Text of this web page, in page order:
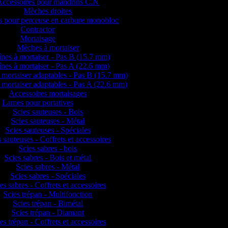
pour mandrins C.N
Mèches droites
pour perceuse en carbure monobloc
Contractor
Mortaisage
Mèches à mortaiser
à mortaiser - Pas B (15.7 mm)
à mortaiser - Pas A (22.6 mm)
adaptables - Pas B (15.7 mm)
adaptables - Pas A (22.6 mm)
Accessoires mortaisages
Lames pour portatives
Scies sauteuses - Bois
Scies sauteuses - Métal
Scies sauteuses - Spéciales
sauteuses - Coffrets et accessoires
Scies sabres - bois
Scies sabres - Bois et métal
Scies sabres - Métal
Scies sabres - Spéciales
sabres - Coffrets et accessoires
Scies trépan - Multifonction
Scies trépan - Bimétal
Scies trépan - Diamant
trépan - Coffrets et accessoires